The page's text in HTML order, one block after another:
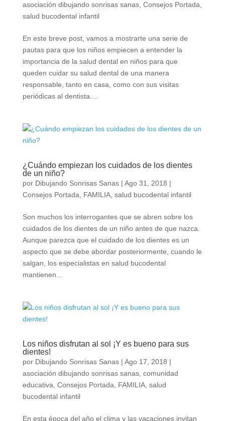
asociación dibujando sonrisas sanas, Consejos Portada
salud bucodental infantil
En este breve post, vamos a mostrarte una serie de
pautas para que los niños empiecen a entender la
importancia de la salud dental en niños para que
queden cuidar su salud dental de una manera
responsable, tanto en casa, como con sus visitas
periódicas al dentista....
¿Cuándo empiezan los cuidados de los dientes
de un niño?
por Dibujando Sonrisas Sanas| Ago 31, 2018 |
Consejos Portada
FAMILIA, salud bucodental infantil
Son muchos los interrogantes que se abren sobre los
cuidados de los dientes de un niño antes de que nazca.
Aunque parezca que el cuidado de los dientes es un
aspecto que se debe abordar posteriormente, cuando le
salgan, los especialistas en salud bucodental
mantienen...
Los niños disfrutan al sol ¡Y es bueno para sus
dientes!
por Dibujando Sonrisas Sanas| Ago 17, 2018 |
asociación dibujando sonrisas sanas, comunidad
educativa Consejos Portada FAMILIA, salud
bucodental infantil
En esta época del año el clima y las vacaciones invitan